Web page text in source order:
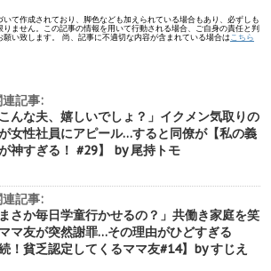
て作成されており、脚色なども加えられている場合もあり、必ずしも
ません。この記事の情報を用いて行動される場合、ご自身の責任と判
い致します。 尚、記事に不適切な内容が含まれている場合は こちら
連記事:
こんな夫、嬉しいでしょ？」イクメン気取りの
女性社員にアピール…すると同僚が【私の義
神すぎる！ #29】 by 尾持トモ
連記事:
まさか毎日学童行かせるの？」共働き家庭を笑
マ友が突然謝罪…その理由がひどすぎる
続！貧乏認定してくるママ友#14】by すじえ